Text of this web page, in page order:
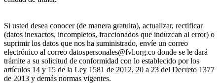
Si usted desea conocer (de manera gratuita), actualizar, rectificar
(datos inexactos, incompletos, fraccionados que induzcan al error) o
suprimir los datos que nos ha suministrado, envíe un correo
electrónico al correo datospersonales@fvl.org.co donde se le dará
trámite a su solicitud de conformidad con lo establecido por los
artículos 14 y 15 de la Ley 1581 de 2012, 20 a 23 del Decreto 1377
de 2013 y demás normas vigentes.